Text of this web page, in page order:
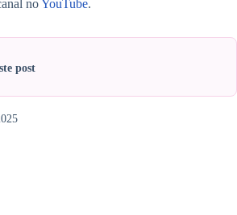
noYouTube.
post